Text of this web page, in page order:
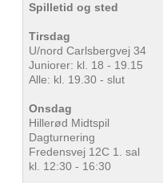
Spilletid og sted
Tirsdag
U/nord Carlsbergvej 34
Juniorer: kl. 18 - 19.15
Alle: kl. 19.30 - slut
Onsdag
Hillerød Midtspil
Dagturnering
Fredensvej 12C 1. sal
kl. 12:30 - 16:30